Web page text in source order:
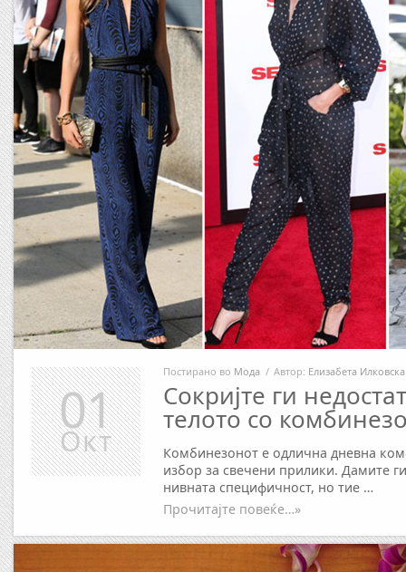
Постирано во Мода / Автор: Елизабета Илковска
Сокријте ги
телото со
Комбинезонот е одлична дневна
избор за свечени прилики. Дамите
нивната специфичност, но тие …
Прочитајте повеќе…»
01
Окт